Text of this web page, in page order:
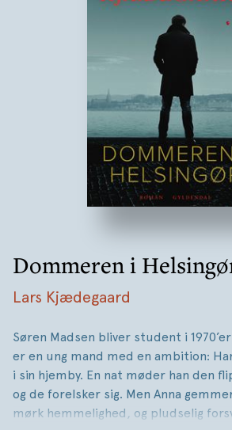
Dommeren i
Lars Kjædegaard
Søren Madsen bliver student i
er en ung mand med en ambition:
i sin hjemby. En nat møder han den
og de forelsker sig. Men Anna
mørk hemmelighed, og pludselig